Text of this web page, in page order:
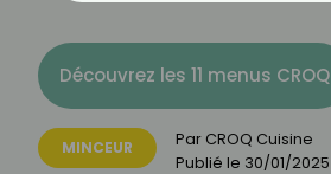
Découvrez les 11 menus CROQ
MINCEUR Par CROQ Cuisine
Publié le 30/01/2025